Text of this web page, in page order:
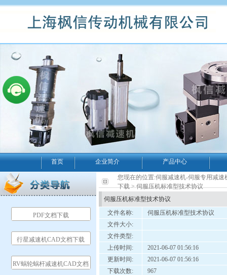
首页 企业简介 产品中心
PDF文档下载
行星减速机CAD文档下载
RV蜗轮蜗杆减速机CAD文档
您现在的位置:伺服减速机-伺服专用减
下载> 伺服压机标准型技术协议
伺服压机标准型技术协议
文件名称:
伺服压机标准型技术协议
文件大小:
文件类型:
上传时间:
2021-06-07 01:56:16
更新时间:
2021-06-07 01:56:16
下载次数:
967